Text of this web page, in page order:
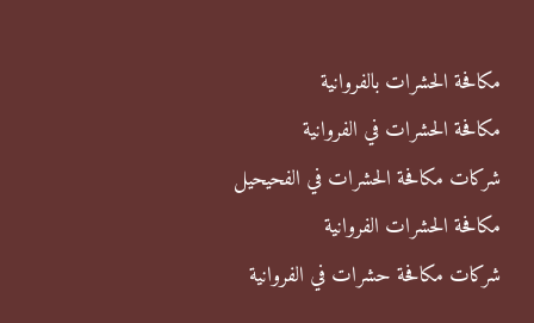
مكافحة الحشرات بالفروانية
مكافحة الحشرات في الفروانية
شركات مكافحة الحشرات في الفحيحيل
مكافحة الحشرات الفروانية
شركات مكافحة حشرات في الفروانية